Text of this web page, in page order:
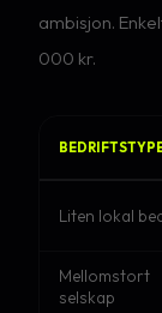
ambisjon.
000 kr.
Liten lokal
Mellomstort
selskap